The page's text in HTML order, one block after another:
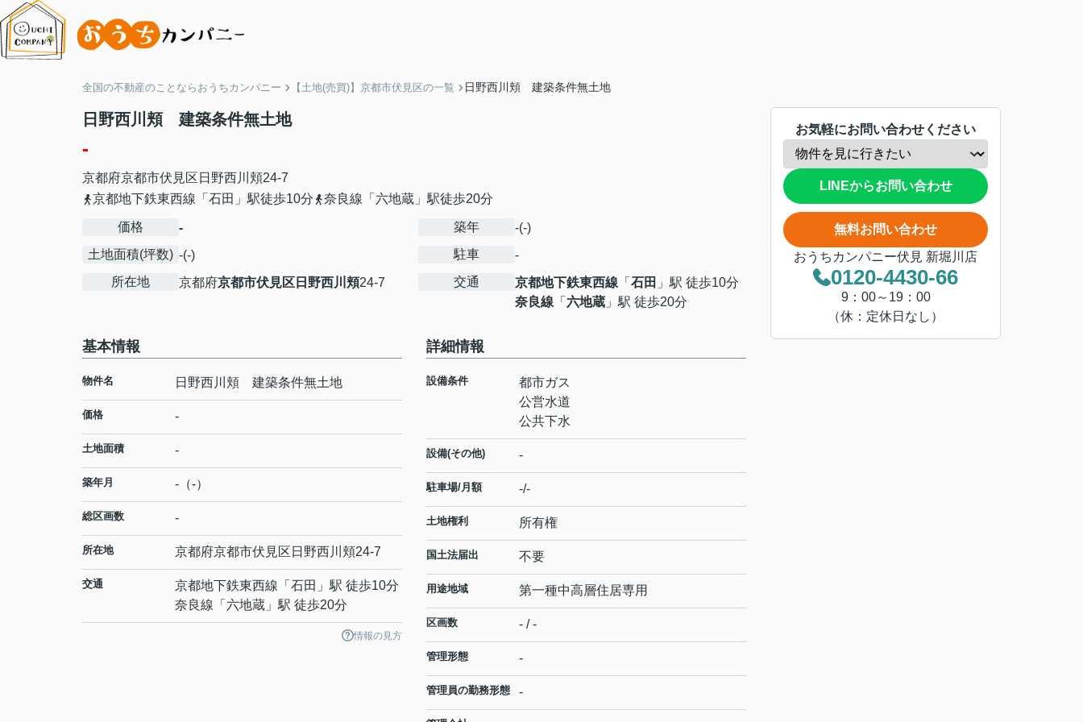
全国の不動産のことならおうちカンパニー 【土地(売買)】京都市伏見区の一覧 日野西川頬 建築条件無土地
日野西川頬 建築条件無土地
-
京都府京都市伏見区 日野西川頬24-7
京都地下鉄東西線「石田」駅徒歩10分
奈良線「六地蔵」駅徒歩20分
価格
-
土地面積(坪数) -(-)
所在地
京都府京都市伏見区 日野西川頬24-7
築年
-(-)
駐車
-
交通
京都地下鉄東西線 「 石田 」駅 徒歩10分
奈良線 「 六地蔵 」駅 徒歩20分
基本情報
物件名 日野西川頬 建築条件無土地
価格 -
土地面積 -
築年月 -（-）
総区画数 -
所在地 京都府京都市伏見区 日野西川頬24-7
交通 京都地下鉄東西線 「 石田 」駅 徒歩10分
奈良線 「 六地蔵 」駅 徒歩20分
情報の見方
詳細情報
設備条件
都市ガス
公営水道
公共下水
設備(その他) -
駐車場/月額 -/-
土地権利 所有権
国土法届出 不要
用途地域 第一種中高層住居専用
区画数 - / -
管理形態 -
管理員の勤務形態 -
お気軽にお問い合わせください
LINEからお問い合わせ
無料お問い合わせ
おうちカンパニー伏見 新堀川店
0120-4430-66
9：00～19：00
（休：定休日なし）